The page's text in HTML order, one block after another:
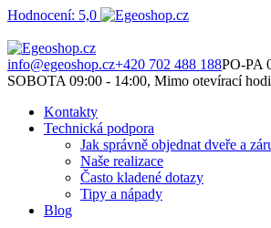
Hodnocení: 5,0
info@egeoshop.cz+420 702 488 188PO-PA
SOBOTA 09:00 - 14:00, Mimo otevírací
Kontakty
Technická podpora
Jak správně objednat dveře a
Naše realizace
Často kladené dotazy
Tipy a nápady
Blog